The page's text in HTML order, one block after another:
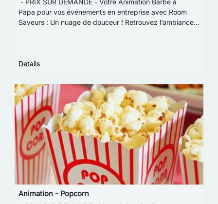
- PRIX SUR DEMANDE - Votre Animation Barbe à
Papa pour vos événements en entreprise avec Room
Saveurs : Un nuage de douceur ! Retrouvez l’ambiance
Details
Animation - Popcorn